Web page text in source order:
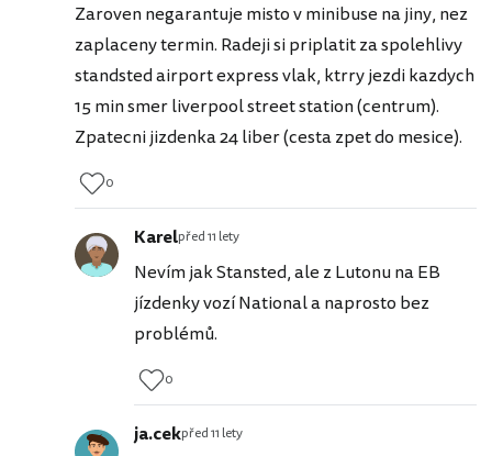
Zaroven negarantuje misto v minibuse na jiny, nez
zaplaceny termin. Radeji si priplatit za spolehlivy
standsted airport express vlak, ktrry jezdi kazdych
15 min smer liverpool street station (centrum).
Zpatecni jizdenka 24 liber (cesta zpet do mesice).
0
Karelpřed 11 lety
Nevím jak Stansted, ale z Lutonu na EB
jízdenky vozí National a naprosto bez
problémů.
0
ja.cekpřed 11 lety